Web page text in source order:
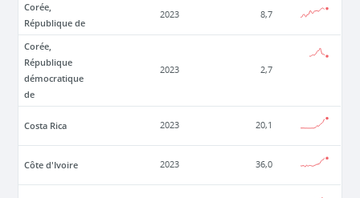
Corée,
République de
2023 8,7
Corée,
République
démocratique
de
2023 2,7
Costa Rica 2023 20,1
Côte d'Ivoire 2023 36,0